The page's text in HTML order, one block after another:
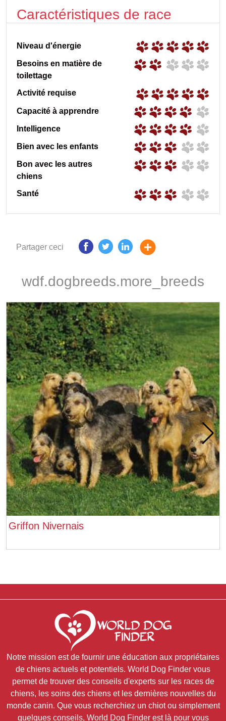
Caractéristiques de race
Niveau d'énergie
Besoins en matière de
toilettage
Activité requise
Capacité à apprendre
Intelligence
Bien avec les enfants
Bon avec les autres
chiens
Santé
Partager ceci
wdf.dogbreeds.more_breeds
Griffon Nivernais
Notre mission est de fournir une éducation aux propriétaires
de chiens actuels et potentiels. World Dog Finder vous
permet de trouver des conseils d'experts sur les races de
chiens, les soins des chiens et les dernières nouvelles du
monde canin. Que vous recherchiez un chiot ou simplement
quelques conseils, World Dog Finder est là pour vous